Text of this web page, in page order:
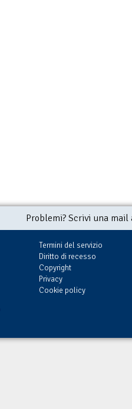
Problemi? Scrivi una
Termini del servizio
Diritto di recesso
Copyright
Privacy
Cookie policy